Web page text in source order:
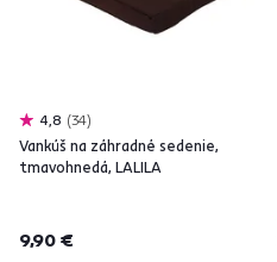
4,8 34
Vankúš na záhradné sedenie,
tmavohnedá, LALILA
9,90 €